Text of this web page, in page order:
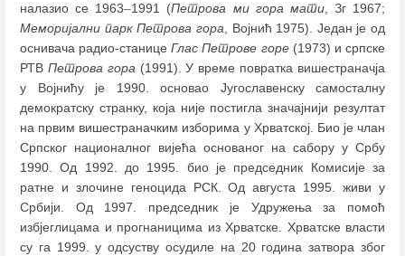
налазио се 1963–1991 (Петрова ми гора мати, Зг 1967;
Меморијални парк Петрова гора, Војнић 1975). Један је од
оснивача радио-станицеГлас Петрове горе(1973) и српске
РТВ Петрова гора(1991). У време повратка вишестраначја
у Војнићу је 1990. основао Југославенску самосталну
демократску странку, која није постигла значајнији резултат
на првим вишестраначким изборима у Хрватској. Био је члан
Српског националног вијећа основаног на сабору у Србу
1990. Од 1992. до 1995. био је председник Комисије за
ратне и злочине геноцида РСК. Од августа 1995. живи у
Србији. Од 1997. председник је Удружења за помоћ
избјеглицама и прогнаницима из Хрватске. Хрватске власти
су га 1999. у одсуству осудилe на 20 година затвора због